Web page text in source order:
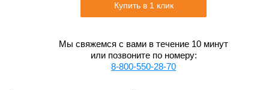
Купить в 1 клик
Мы свяжемся с вами в течение 10 минут
или позвоните по номеру:
8-800-550-28-70